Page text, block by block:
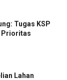
Tugas KSP
Prioritas
Lahan